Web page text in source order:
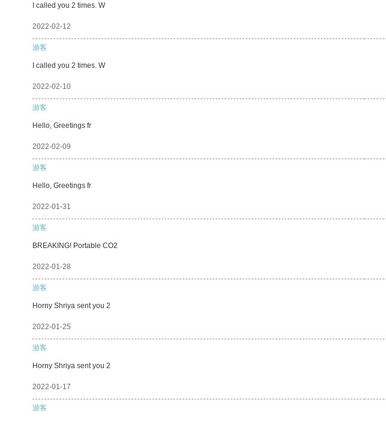
I called you 2 times. W
2022-02-12
游客
I called you 2 times. W
2022-02-10
游客
Hello, Greetings fr
2022-02-09
游客
Hello, Greetings fr
2022-01-31
游客
BREAKING! Portable CO2
2022-01-28
游客
Horny Shriya sent you 2
2022-01-25
游客
Horny Shriya sent you 2
2022-01-17
游客